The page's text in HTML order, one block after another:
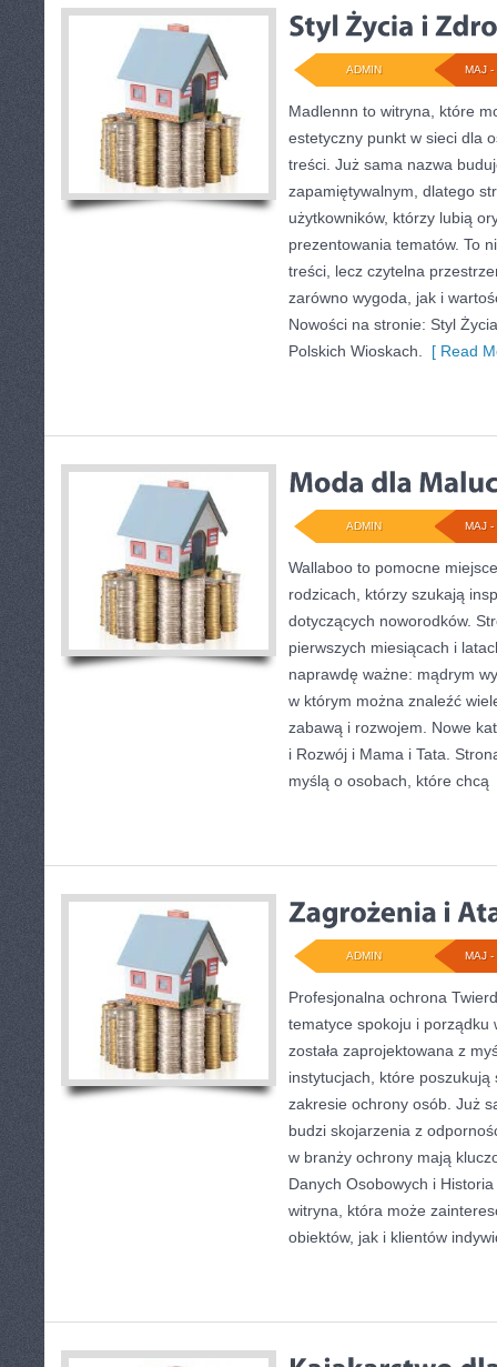
MAJ -
ADMIN
Madlennn to witryna, które
estetyczny punkt w sieci dla
treści. Już sama nazwa
zapamiętywalnym, dlatego
użytkowników, którzy lubią
prezentowania tematów. To
treści, lecz czytelna
zarówno wygoda, jak i
Nowości na stronie: Styl
Polskich Wioskach.
[ Read
MAJ -
ADMIN
Wallaboo to pomocne
rodzicach, którzy szukają
dotyczących noworodków.
pierwszych miesiącach i
naprawdę ważne: mądrym
w którym można znaleźć
zabawą i rozwojem. Nowe
i Rozwój i Mama i Tata.
myślą o osobach, które chcą
MAJ -
ADMIN
Profesjonalna ochrona
tematyce spokoju i porządku
została zaprojektowana z
instytucjach, które
zakresie ochrony osób. Już
budzi skojarzenia z
w branży ochrony mają
Danych Osobowych i
witryna, która może
obiektów, jak i klientów